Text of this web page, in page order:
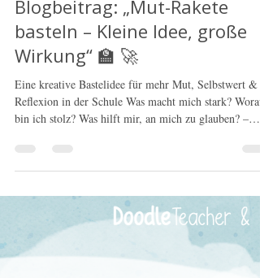
7. Juni 2025
1 Min. Lesezeit
Blogbeitrag: „Mut-Rakete
Wirkung“ 🏫 🚀
Eine kreative Bastelidee für mehr Mut, Selbstwert &
Reflexion in der Schule Was macht mich stark? Worauf
bin ich stolz? Was hilft mir, an mich zu glauben? –
Diese Fragen stehen im Mittelpunkt der Mut-Rakete:
einem kleinen, aber wirkungsvollen Bastelprojekt für